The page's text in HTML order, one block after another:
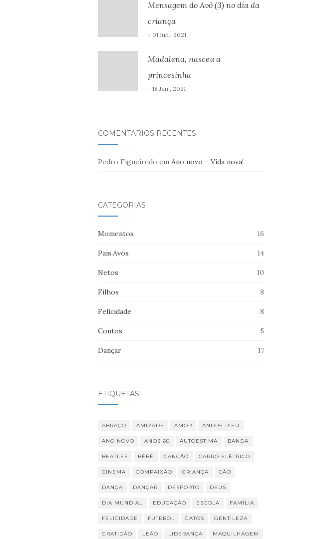
Mensagem do Avô (3) no dia da
criança
- 01 Jun , 2021
Madalena, nasceu a
princesinha
- 18 Jan , 2021
COMENTÁRIOS RECENTES
Pedro Figueiredo em Ano novo – Vida nova!
CATEGORIAS
Momentos 16
Pais.Avós 14
Netos 10
Filhos 8
Felicidade 8
Contos 5
Dançar 17
ETIQUETAS
ABRAÇO AMIZADE AMOR ANDRE RIEU
ANO NOVO ANOS 60 AUTOESTIMA BANDA
BEATLES BÉBÉ CANÇÃO CARRO ELÉTRICO
CINEMA COMPAIXÃO CRIANÇA CÃO
DANÇA DANÇAR DESPORTO DEUS
DIA MUNDIAL EDUCAÇÃO ESCOLA FAMÍLIA
FELICIDADE FUTEBOL GATOS GENTILEZA
GRATIDÃO LEÃO LIDERANÇA MAQUILHAGEM